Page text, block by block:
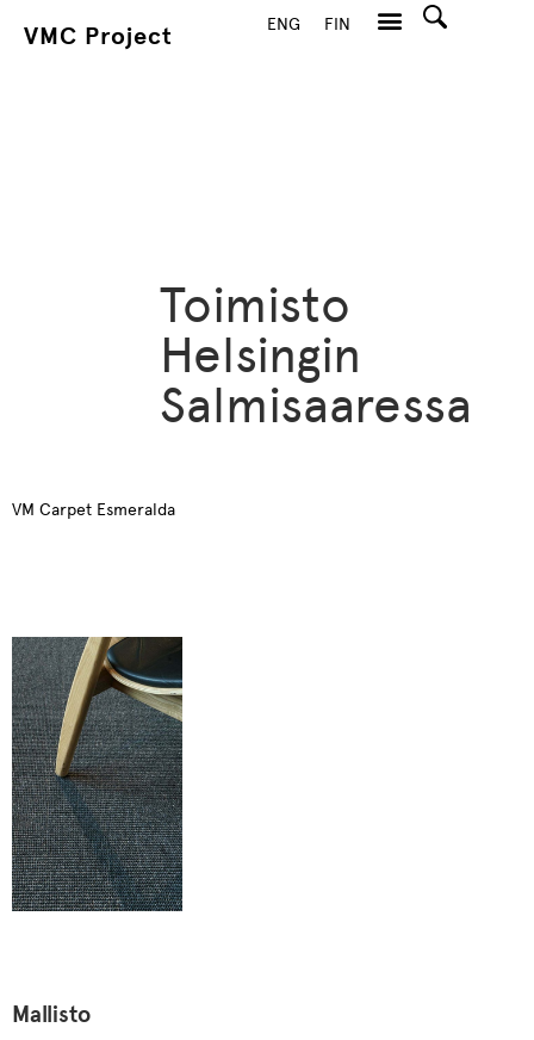
VMC Project ENG FIN
Toimisto
Helsingin
Salmisaaressa
VM Carpet Esmeralda
Mallisto